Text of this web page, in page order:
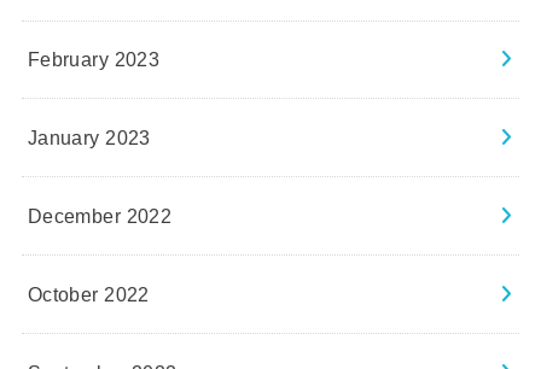
February 2023
January 2023
December 2022
October 2022